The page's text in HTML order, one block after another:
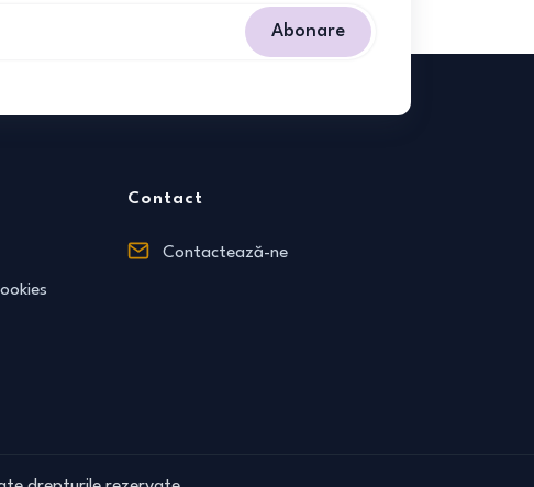
Abonare
Contact
Contactează-ne